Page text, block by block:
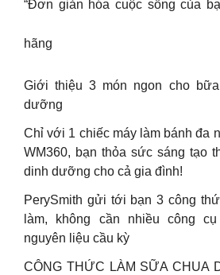
“Đơn giản hóa cuộc sống của
hãng
Giới thiệu 3 món ngon cho
dưỡng
Chỉ với 1 chiếc máy làm bánh đa
WM360, bạn thỏa sức sáng tạo
dinh dưỡng cho cả gia đình!
PerySmith gửi tới bạn 3 công
làm, không cần nhiều công
nguyên liệu cầu kỳ
CÔNG THỨC LÀM SỮA CHUA